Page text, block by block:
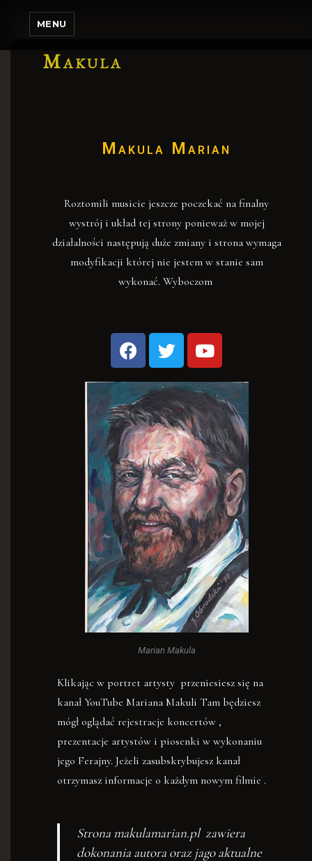
MENU
Makula
Makula Marian
Roztomili musicie jeszcze poczekać na finalny
wystrój i układ tej strony ponieważ w mojej
działalności następują duże zmiany i strona wymaga
modyfikacji której nie jestem w stanie sam
wykonać. Wyboczom
Marian Makula
Klikając w portret artysty przeniesiesz się na
kanał YouTube Mariana Makuli Tam będziesz
mógł oglądać rejestracje koncertów ,
prezentacje artystów i piosenki w wykonaniu
jego Ferajny. Jeżeli zasubskrybujesz kanał
otrzymasz informacje o każdym nowym filmie .
Strona makulamarian.pl zawiera
dokonania autora oraz jago aktualne